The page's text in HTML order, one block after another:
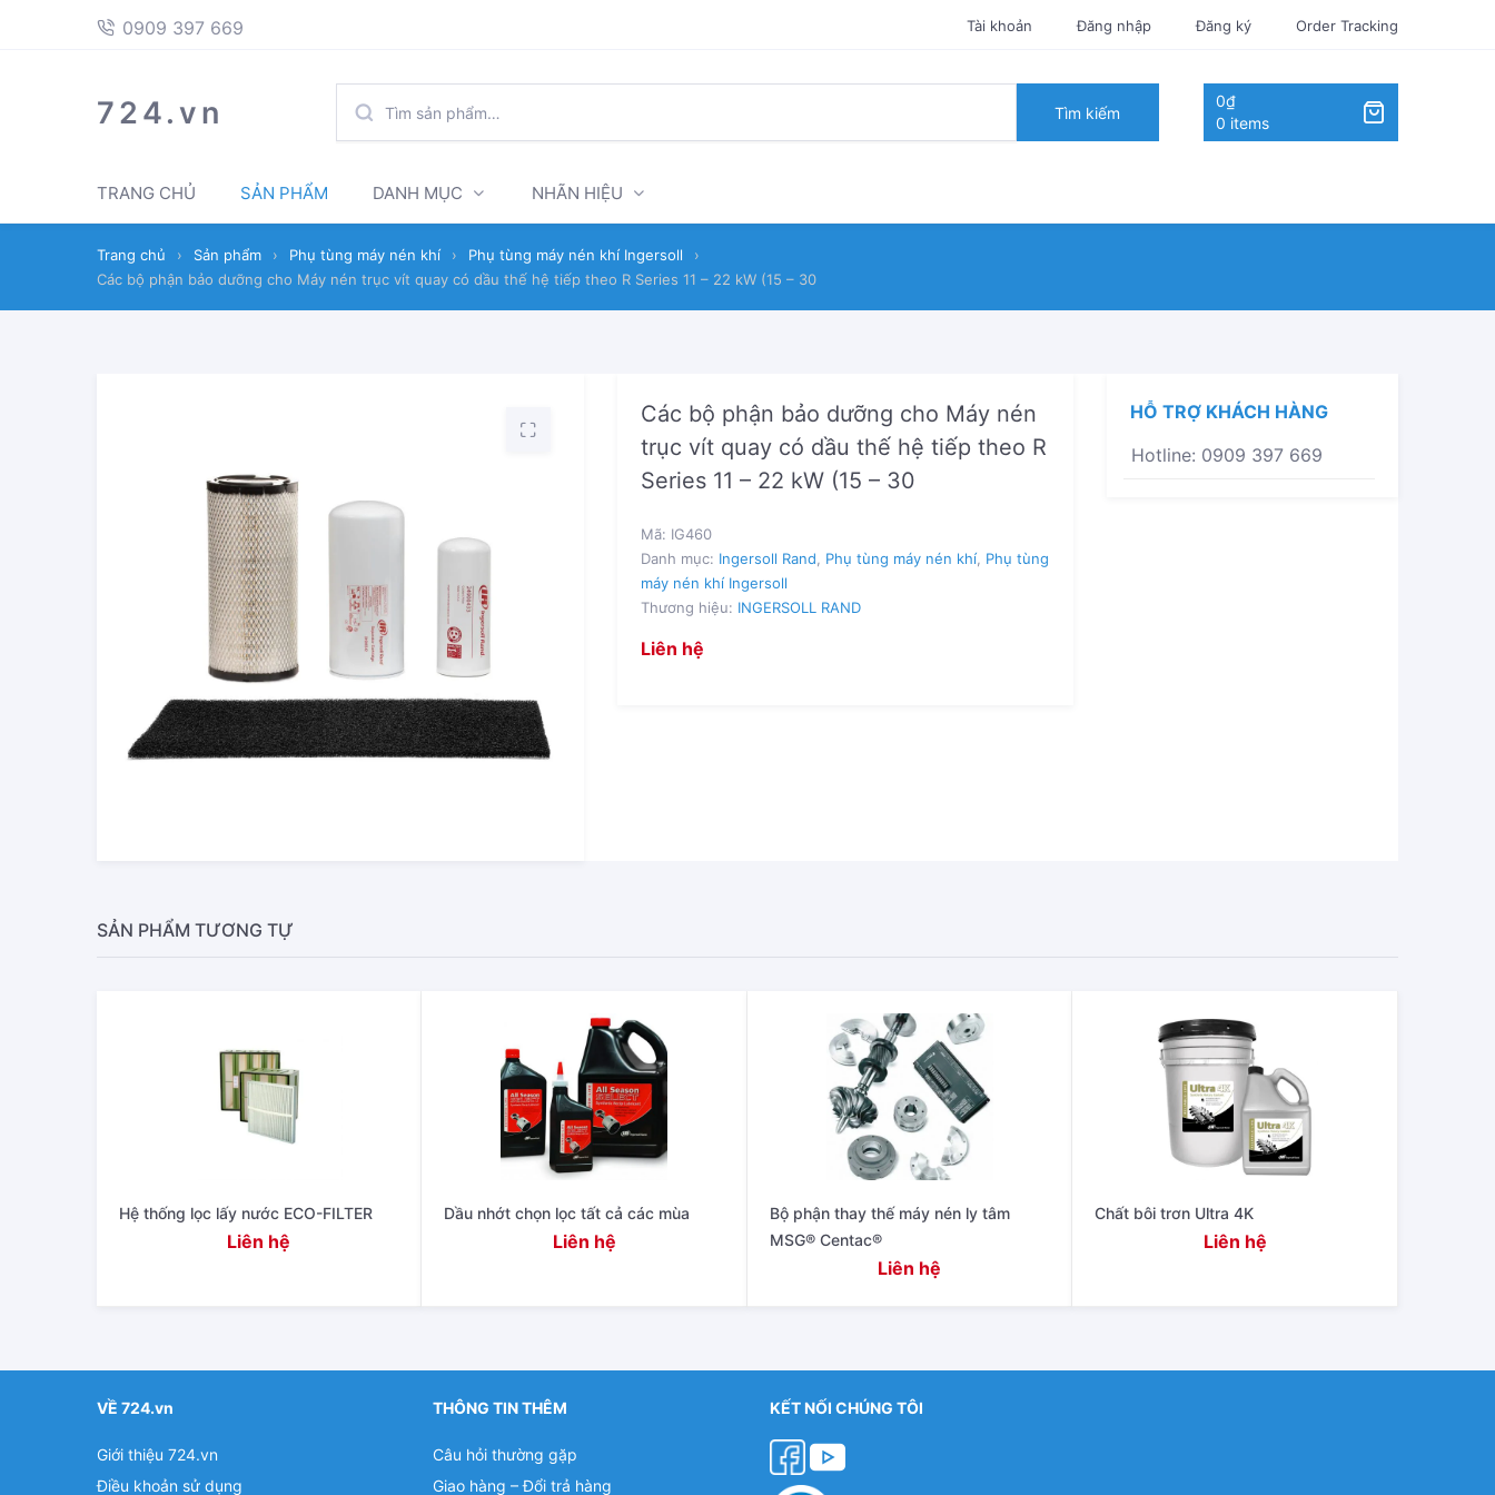
Skip
Skip
669
0909 397 669 Tài khoản Đăng nhập Đăng ký Order Tracking
724.vn
KIẾM:
Tìm kiếm
0₫
0 items
TRANG CHỦ SẢN PHẨM DANH MỤC NHÃN HIỆU
Trang chủ › Sản phẩm › Phụ tùng máy nén khí › Phụ tùng máy nén khí Ingersoll
›
Các bộ phận bảo dưỡng cho Máy nén trục vít quay có dầu thế hệ tiếp theo R Series 11 – 22 kW (15 – 30
Các bộ phận bảo dưỡng cho Máy nén
trục vít quay có dầu thế hệ tiếp theo R
Series 11 – 22 kW (15 – 30
Liên hệ
Mã: IG460
Danh mục: Ingersoll Rand Phụ tùng máy nén khí Phụ tùng
máy nén khí Ingersoll
Thương hiệu: INGERSOLL RAND
HỖ TRỢ KHÁCH HÀNG
Hotline: 0909 397 669
SẢN PHẨM TƯƠNG TỰ
Hệ thống lọc lấy nước ECO-FILTER
Liên hệ
Dầu nhớt chọn lọc tất cả các mùa
Liên hệ
Bộ phận thay thế máy nén ly tâm
MSG® Centac®
Liên hệ
Chất bôi trơn Ultra 4K
Liên hệ
VỀ 724.vn
Giới thiệu 724.vn
Điều khoản sử dụng
THÔNG TIN THÊM
Câu hỏi thường gặp
Giao hàng – Đổi trả hàng
KẾT NỐI CHÚNG TÔI